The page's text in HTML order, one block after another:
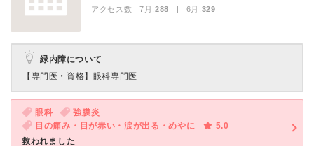
アクセス数 7月:288 | 6月:329
緑内障について
【専門医・資格】 眼科専門医
眼科
強膜炎
目の痛み・目が赤い・涙が出る・めやに
5.0
救われました